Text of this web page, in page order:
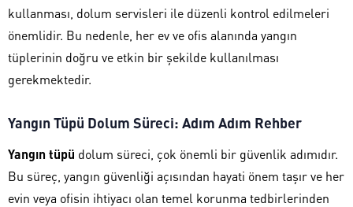
kullanması, dolum servisleri ile düzenli kontrol edilmeleri
önemlidir. Bu nedenle, her ev ve ofis alanında yangın
tüplerinin doğru ve etkin bir şekilde kullanılması
gerekmektedir.
Yangın Tüpü Dolum Süreci: Adım Adım Rehber
Yangın tüpü dolum süreci, çok önemli bir güvenlik adımıdır.
Bu süreç, yangın güvenliği açısından hayati önem taşır ve her
evin veya ofisin ihtiyacı olan temel korunma tedbirlerinden